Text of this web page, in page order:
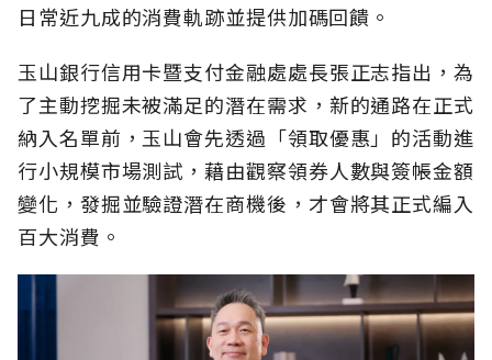
日常近九成的消費軌跡並提供加碼回饋。
玉山銀行信用卡暨支付金融處處長張正志指出，為
了主動挖掘未被滿足的潛在需求，新的通路在正式
納入名單前，玉山會先透過「領取優惠」的活動進
行小規模市場測試，藉由觀察領券人數與簽帳金額
變化，發掘並驗證潛在商機後，才會將其正式編入
百大消費。